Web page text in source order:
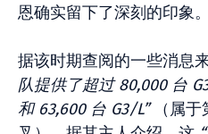
恩确实留下了深刻的印象。
据该时期查阅的一些消息
队提供了超过 80,000 台
和 63,600 台 G3/L”（属于